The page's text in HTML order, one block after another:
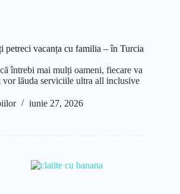
petreci vacanța cu familia – în Turcia
întrebi mai mulți oameni, fiecare va
lăuda serviciile ultra all inclusive
iunie 27, 2026